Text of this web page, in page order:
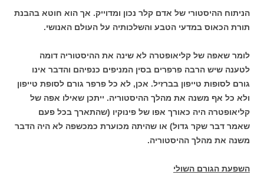
הניתוח ההיסטורי של אדם קלר נכון ומדוייק. אך הוא חוטא בהבנת
תורת הכאוס במדעי הטבע והשלכותיה על העולם האנושי.
לומר שאפה של קליאופטרה לא שינה את ההיסטוריה דומה
לטענה שיש הרבה פרפרים בסין המניפים כנפיהם והדבר אינו
גורם לסופות טייפון בברזיל. אכן, לא כל פרפר גורם לסופת טייפון
ולא כל אף משנה את מהלך ההיסטוריה. ייתכן שאילו אפה של
קליאופטרה היה כאורך אפו של פינוקיו (שהתארך בכל פעם
שאמר דבר שקר גדול) או שהיתה מכוערת כמכשפה לא היה הדבר
משנה את מהלך ההיסטוריה.
השפעת הגורם השולי